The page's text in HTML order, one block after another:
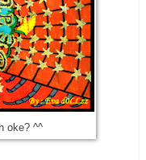
oke? ^^